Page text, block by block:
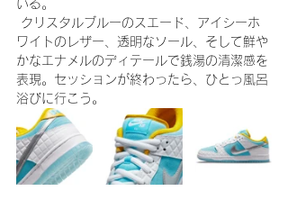
いる。
ワイトのレザー、透明なソール、そして鮮や
かなエナメルのディテールで銭湯の清潔感を
表現。セッションが終わったら、ひとっ風呂
浴びに行こう。